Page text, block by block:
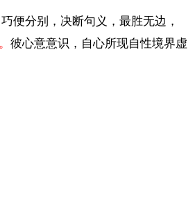
便分别，决断句义，最胜无边，
彼心意意识，自心所现自性境界虚